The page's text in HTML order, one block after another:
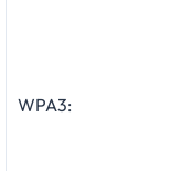
WPA3: